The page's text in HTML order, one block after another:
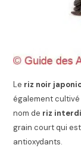
Le riz noir
également cultivé
nom de riz
grain court qui
antioxydants.